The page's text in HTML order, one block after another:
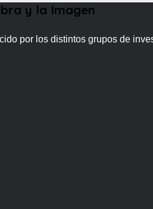
y la Imagen
por los distintos grupos de